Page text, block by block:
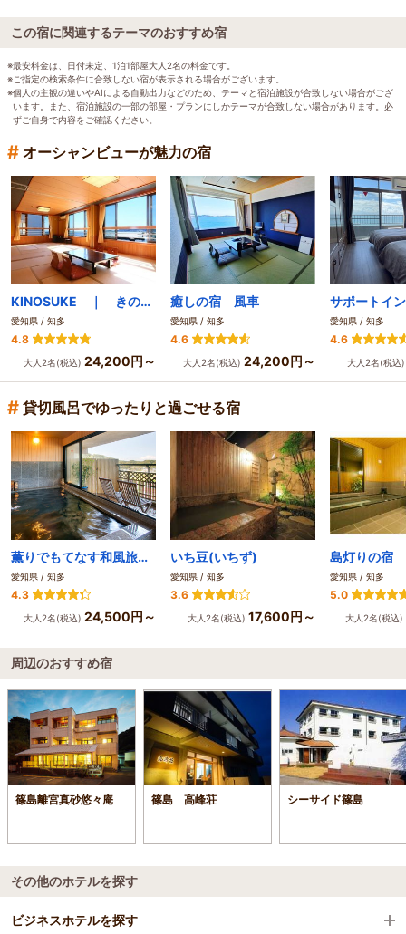
この宿に関連するテーマのおすすめ宿
※最安料金は、日付未定、1泊1部屋大人2名の料金です。
※ご指定の検索条件に合致しない宿が表示される場合がございます。
※個人の主観の違いやAIによる自動出力などのため、テーマと宿泊施設が合致しない場合がござ
います。また、宿泊施設の一部の部屋・プランにしかテーマが合致しない場合があります。必
ずご自身で内容をご確認ください。
# オーシャンビューが魅力の宿
KINOSUKE ｜ きの助 日間賀島 島のサウナ
愛知県 / 知多
4.8
大人2名(税込) 24,200円～
癒しの宿 風車
愛知県 / 知多
4.6
大人2名(税込) 24,200円～
愛知県 / 知多
4.6
大人2名(税込
# 貸切風呂でゆったりと過ごせる宿
薫りでもてなす和風旅苑 源氏香
愛知県 / 知多
4.3
大人2名(税込) 24,500円～
いち豆(いちず)
愛知県 / 知多
3.6
大人2名(税込) 17,600円～
島灯りの宿
愛知県 / 知多
5.0
大人2名(税込)
周辺のおすすめ宿
篠島離宮真砂悠々庵 篠島 高峰荘 シーサイド篠島
その他のホテルを探す
ビジネスホテルを探す